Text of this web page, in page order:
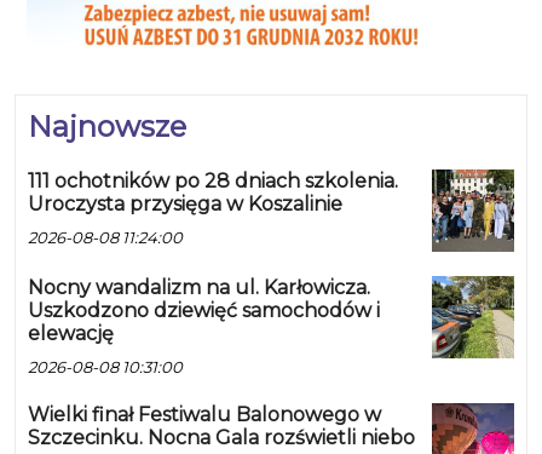
Najnowsze
111 ochotników po 28 dniach szkolenia.
Uroczysta przysięga w Koszalinie
2026-08-08 11:24:00
Nocny wandalizm na ul. Karłowicza.
Uszkodzono dziewięć samochodów i
elewację
2026-08-08 10:31:00
Wielki finał Festiwalu Balonowego w
Szczecinku. Nocna Gala rozświetli niebo